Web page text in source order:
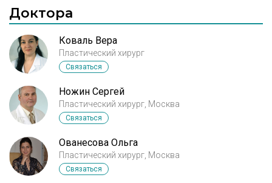
этого хирурга. Я не могу ни раздеться и ничего
меня получается где делали брахио худее чем моя
рука и почти запястье ... Как все это исправить,
скажите, пожалуйста
Доктора
Коваль Вера
Пластический хирург
Связаться
Ножин Сергей
Пластический хирург, Москва
Связаться
Ованесова Ольга
Пластический хирург, Москва
Связаться